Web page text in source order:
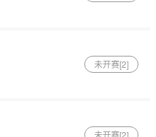
未开赛[2]
未开赛[2]